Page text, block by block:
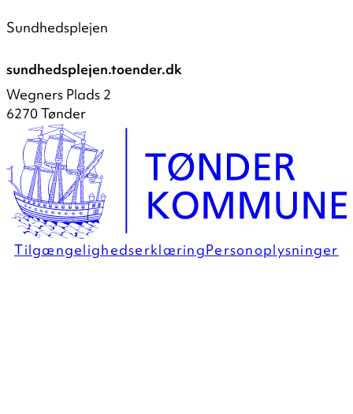
Sundhedsplejen
sundhedsplejen.toender.dk
Wegners Plads 2
6270 Tønder
TilgængelighedserklæringPersonoplysninger